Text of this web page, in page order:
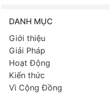
DANH MỤC
Giới thiệu
Giải Pháp
Hoạt Động
Kiến thức
Vì Cộng Đồng